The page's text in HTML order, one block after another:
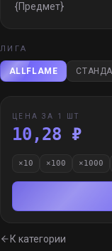
{Предмет}
ЛИГА
ALLFLAME
ЦЕНА ЗА 1 ШТ
10,28 ₽
×10 ×100 ×1000
К категории